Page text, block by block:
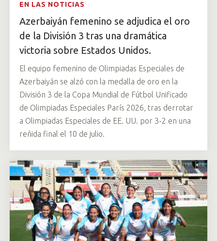
EN LAS NOTICIAS
Azerbaiyán femenino se adjudica el oro
de la División 3 tras una dramática
victoria sobre Estados Unidos.
El equipo femenino de Olimpiadas Especiales de
Azerbaiyán se alzó con la medalla de oro en la
División 3 de la Copa Mundial de Fútbol Unificado
de Olimpiadas Especiales París 2026, tras derrotar
a Olimpiadas Especiales de EE. UU. por 3-2 en una
reñida final el 10 de julio.